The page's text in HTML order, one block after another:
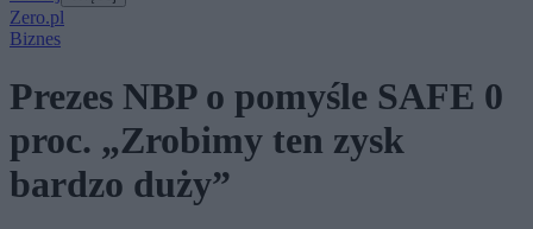
Zero.pl
Biznes
Prezes NBP o pomyśle SAFE 0
proc. „Zrobimy ten zysk
bardzo duży”